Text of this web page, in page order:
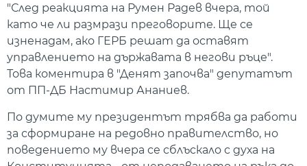
"След реакцията на Румен Радев вчера, той
като че ли размрази преговорите. Ще се
изненадам, ако ГЕРБ решат да оставят
управлението на държавата в негови ръце".
Това коментира в "Денят започва" депутатът
от ПП-ДБ Настимир Ананиев.
По думите му президентът трябва да работи
за сформиране на редовно правителство, но
поведението му вчера се сблъскало с духа на